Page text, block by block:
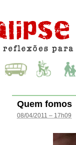
Quem fomos
08/04/2011 – 17h09